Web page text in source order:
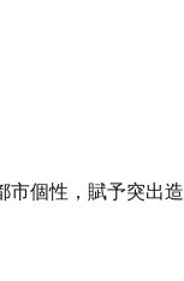
市個性，賦予突出造